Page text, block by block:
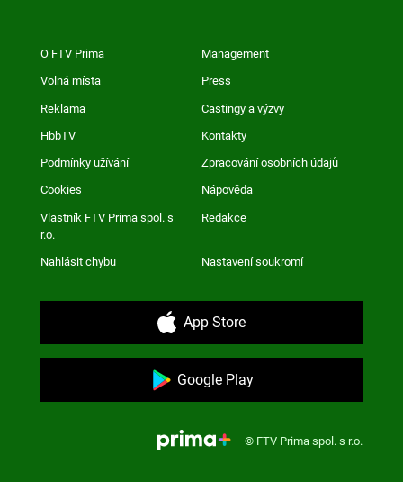
O FTV Prima Management
Volná místa Press
Reklama Castingy a výzvy
HbbTV Kontakty
Podmínky užívání Zpracování osobních údajů
Cookies Nápověda
Vlastník FTV Prima spol. s
r.o.
Redakce
Nahlásit chybu Nastavení soukromí
App Store
Google Play
© FTV Prima spol. s r.o.